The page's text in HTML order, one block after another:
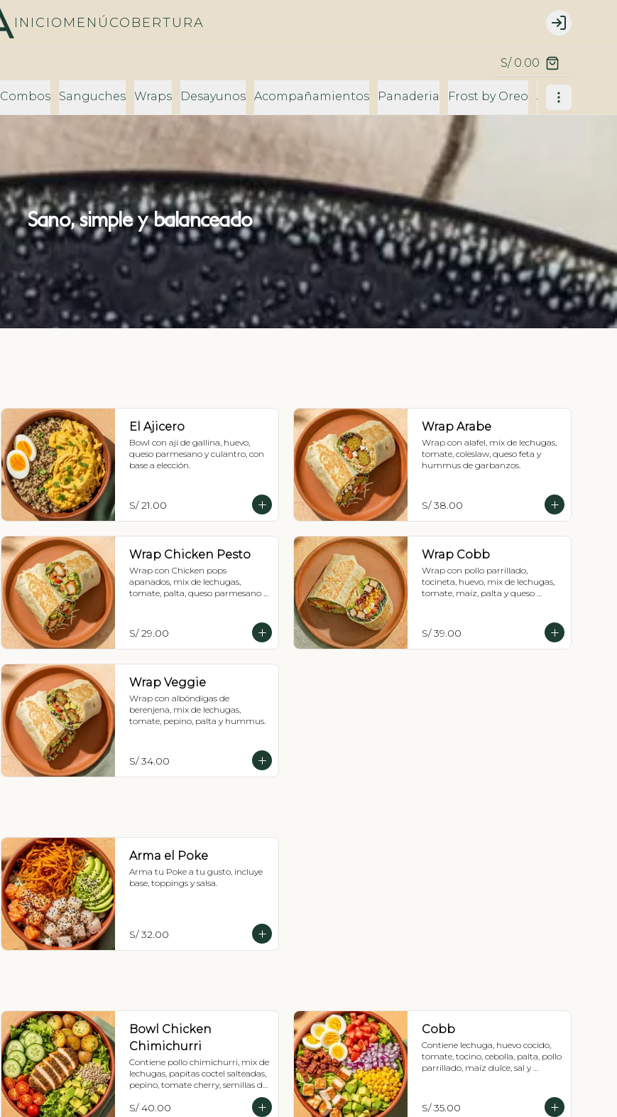
INICIO MENÚ COBERTURA Login
S/ 0.00
Combos Sanguches Wraps Desayunos Acompañamientos Panaderia Frost by Oreo Jugos
Sano, simple y balanceado
El Ajicero
Bowl con ají de gallina, huevo,
queso parmesano y culantro, con
base a elección.
S/ 21.00
Wrap Arabe
Wrap con alafel, mix de lechugas,
tomate, coleslaw, queso feta y
hummus de garbanzos.
S/ 38.00
Wrap Chicken Pesto
Wrap con Chicken pops
apanados, mix de lechugas,
tomate, palta, queso parmesano y
S/ 29.00
Wrap Cobb
Wrap con pollo parrillado,
tocineta, huevo, mix de lechugas,
tomate, maíz, palta y queso
S/ 39.00
Wrap Veggie
Wrap con albóndigas de
berenjena, mix de lechugas,
tomate, pepino, palta y hummus.
S/ 34.00
Arma el Poke
Arma tu Poke a tu gusto, incluye
base, toppings y salsa.
S/ 32.00
Bowl Chicken
Chimichurri
Contiene pollo chimichurri, mix de
lechugas, papitas coctel salteadas,
pepino, tomate cherry, semillas de
girasol y palta, Recomendada con
vinagreta pesto.
S/ 40.00
Cobb
Contiene lechuga, huevo cocido,
tomate, tocino, cebolla, palta, pollo
parrillado, maíz dulce, sal y
S/ 35.00